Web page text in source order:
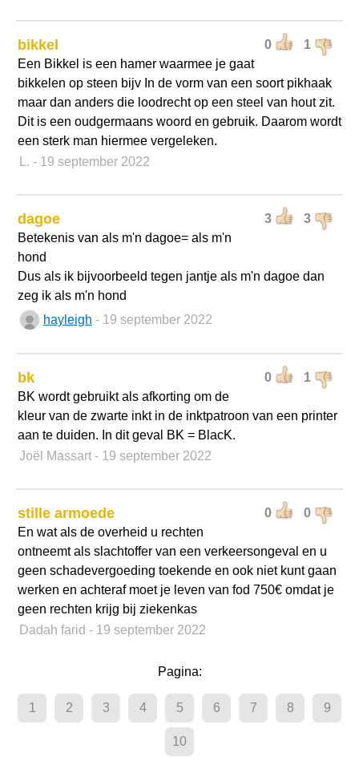
0 1
bikkel
Een Bikkel is een hamer waarmee je gaat
bikkelen op steen bijv In de vorm van een soort pikhaak
maar dan anders die loodrecht op een steel van hout zit.
Dit is een oudgermaans woord en gebruik. Daarom wordt
een sterk man hiermee vergeleken.
L. - 19 september 2022
3 3
dagoe
Betekenis van als m'n dagoe= als m'n
hond
Dus als ik bijvoorbeeld tegen jantje als m'n dagoe dan
zeg ik als m'n hond
hayleigh - 19 september 2022
0 1
bk
BK wordt gebruikt als afkorting om de
kleur van de zwarte inkt in de inktpatroon van een printer
aan te duiden. In dit geval BK = BlacK.
Joël Massart - 19 september 2022
0 0
stille armoede
En wat als de overheid u rechten
ontneemt als slachtoffer van een verkeersongeval en u
geen schadevergoeding toekende en ook niet kunt gaan
werken en achteraf moet je leven van fod 750€ omdat je
geen rechten krijg bij ziekenkas
Dadah farid - 19 september 2022
Pagina:
1 2 3 4 5 6 7 8 9
10